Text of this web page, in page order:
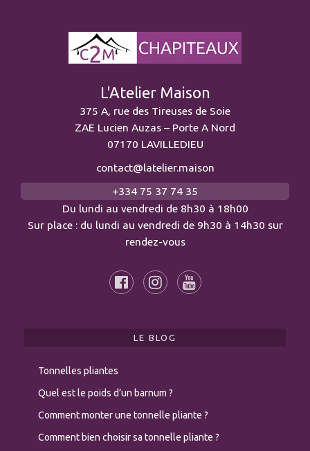
L'Atelier Maison
375 A, rue des Tireuses de Soie
ZAE Lucien Auzas – Porte A Nord
07170 LAVILLEDIEU
contact@latelier.maison
+334 75 37 74 35
Du lundi au vendredi de 8h30 à 18h00
Sur place : du lundi au vendredi de 9h30 à 14h30 sur
rendez-vous
LE BLOG
Tonnelles pliantes
Quel est le poids d’un barnum ?
Comment monter une tonnelle pliante ?
Comment bien choisir sa tonnelle pliante ?